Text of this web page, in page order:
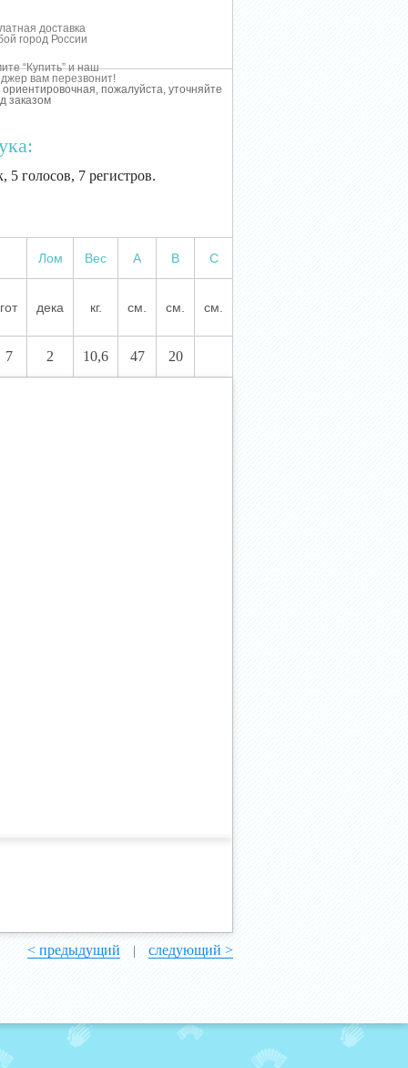
доставка
город России
“Купить” и наш
вам перезвонит!
пожалуйста, уточняйте
заказом
5 голосов, 7 регистров.
Лом Вес А В С
гот дека кг. см. см. см.
7 2 10,6 47 20
< предыдущий | следующий >